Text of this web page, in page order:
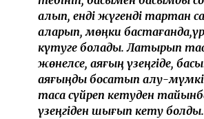
алып, енді жүгенді тартқан
аларып, мөңки
күтуге болады. Лақтырып
жөнелсе, аяғың үзеңгіде,
аяғыңды босатып алу-
тасқа сүйреп кетуден
үзеңгіден шығып кету болды.